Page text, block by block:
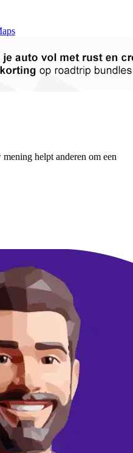
helpt anderen om een